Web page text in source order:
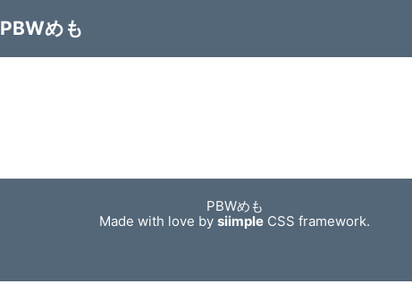
PBWめも
PBWめも
Made with love bysiimple CSS framework.